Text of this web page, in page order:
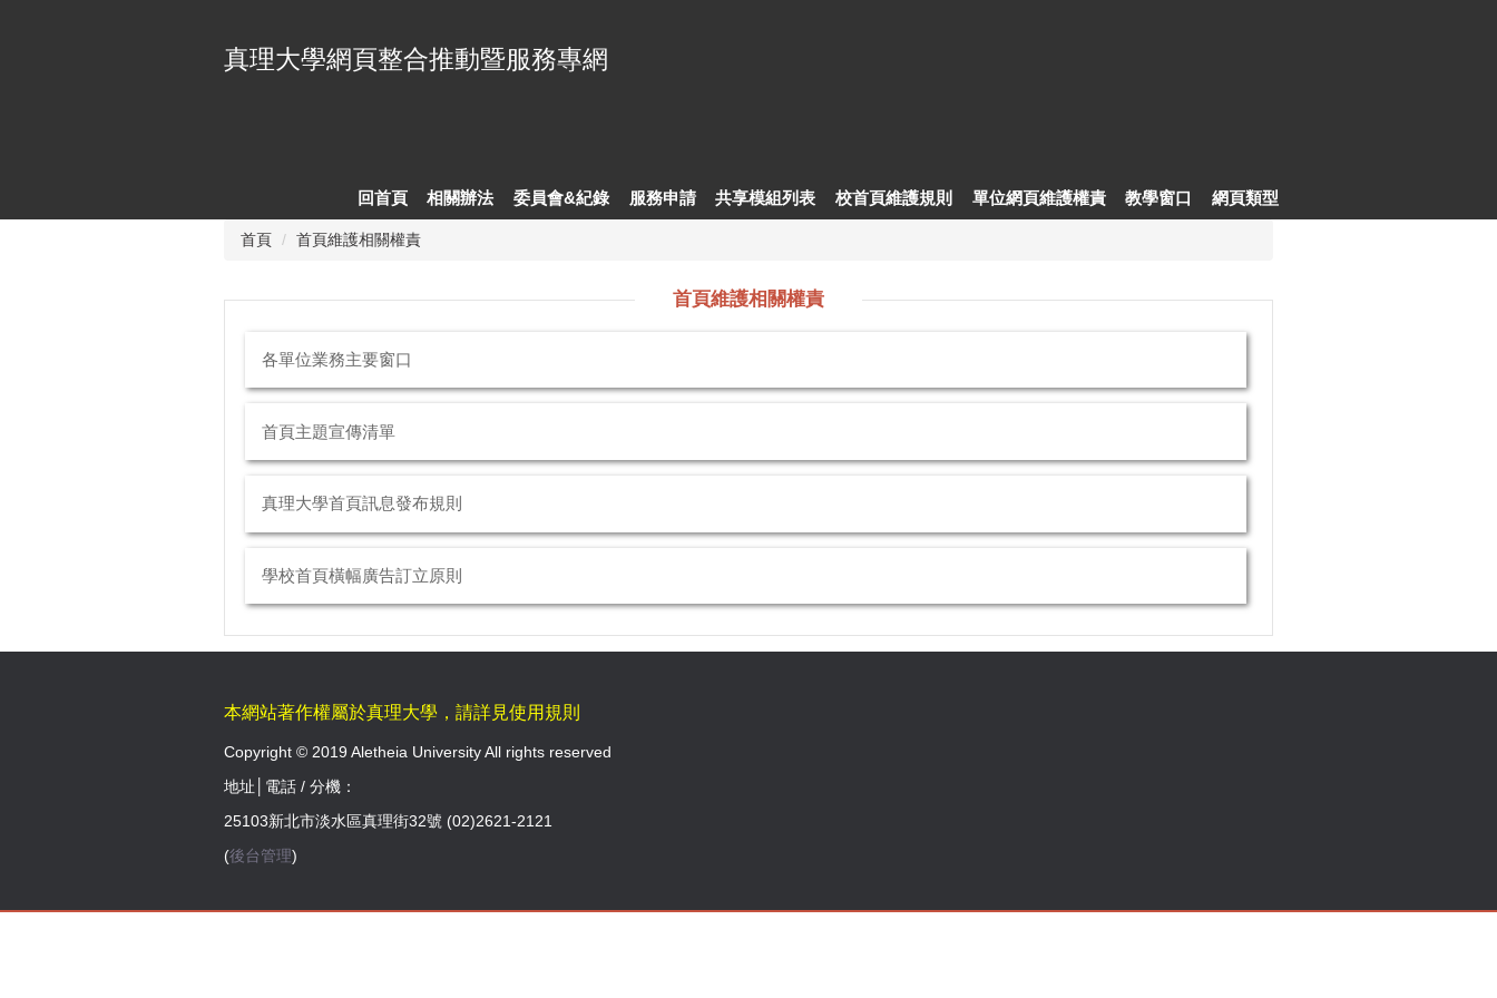
真理大學網頁整合推動暨服務專網
回首頁 相關辦法 委員會&紀錄 服務申請 共享模組列表 校首頁維護規則 單位網頁維護權責 教學窗口 網頁類型
首頁 首頁維護相關權責
首頁維護相關權責
各單位業務主要窗口
首頁主題宣傳清單
真理大學首頁訊息發布規則
學校首頁橫幅廣告訂立原則
本網站著作權屬於真理大學，請詳見使用規則
Copyright © 2019 Aletheia University All rights reserved
地址│電話 / 分機：
25103新北市淡水區真理街32號 (02)2621-2121
(後台管理)